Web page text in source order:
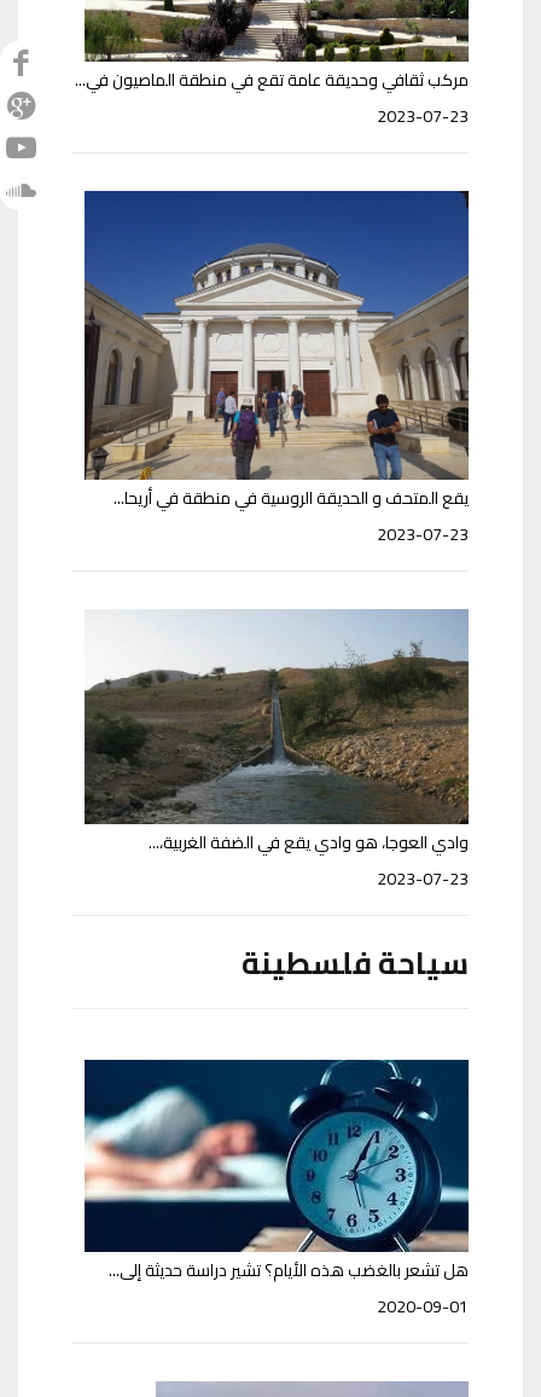
مركب ثقافي وحديقة عامة تقع في منطقة الماصيون في...
2023-07-23
يقع المتحف و الحديقة الروسية في منطقة في أريحا...
2023-07-23
وادي العوجا، هو وادي يقع في الضفة الغربية،...
2023-07-23
سياحة فلسطينة
هل تشعر بالغضب هذه الأيام؟ تشير دراسة حديثة إلى...
2020-09-01